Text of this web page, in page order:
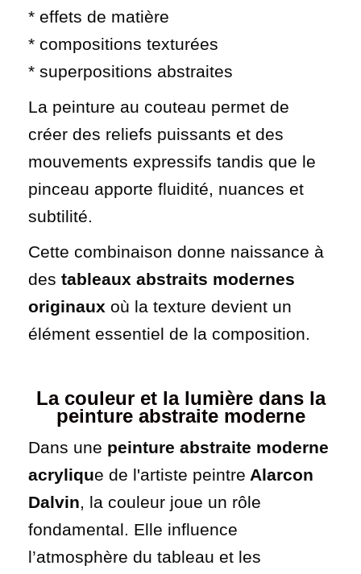
* effets de matière
* compositions texturées
* superpositions abstraites
La peinture au couteau permet de
créer des reliefs puissants et des
mouvements expressifs tandis que le
pinceau apporte fluidité, nuances et
subtilité.
Cette combinaison donne naissance à
des tableaux abstraits modernes
originaux où la texture devient un
élément essentiel de la composition.
La couleur et la lumière dans la
peinture abstraite moderne
Dans une peinture abstraite moderne
acrylique de l'artiste peintre Alarcon
Dalvin, la couleur joue un rôle
fondamental. Elle influence
l’atmosphère du tableau et les